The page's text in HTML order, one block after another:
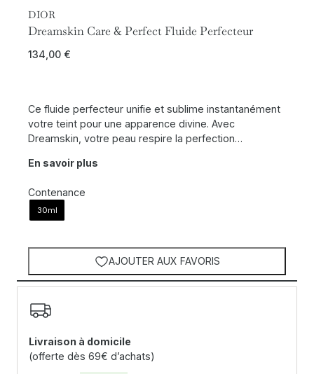
DIOR
Dreamskin Care & Perfect Fluide Perfecteur
134,00 €
Ce fluide perfecteur unifie et sublime instantanément
votre teint pour une apparence divine. Avec
Dreamskin, votre peau respire la perfection…
En savoir plus
Contenance
30ml
AJOUTER AUX FAVORIS
Livraison à domicile
(offerte dès 69€ d’achats)